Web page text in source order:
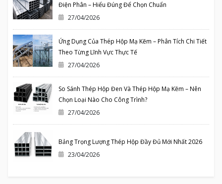
Điện Phân – Hiểu Đúng Để Chọn Chuẩn
27/04/2026
Ứng Dụng Của Thép Hộp Mạ Kẽm – Phân Tích Chi Tiết
Theo Từng Lĩnh Vực Thực Tế
27/04/2026
So Sánh Thép Hộp Đen Và Thép Hộp Mạ Kẽm – Nên
Chọn Loại Nào Cho Công Trình?
27/04/2026
Bảng Trọng Lượng Thép Hộp Đầy Đủ Mới Nhất 2026
23/04/2026